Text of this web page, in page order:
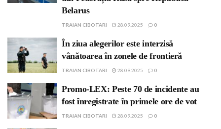
Belarus
TRAIAN CIBOTARI 28.09.2025 0
În ziua alegerilor este interzisă
vânătoarea în zonele de frontieră
TRAIAN CIBOTARI 28.09.2025 0
Promo-LEX: Peste 70 de incidente au
fost înregistrate în primele ore de vot
TRAIAN CIBOTARI 28.09.2025 0